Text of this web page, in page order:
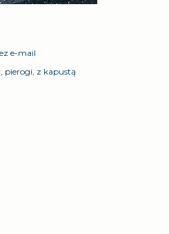
e-mail
pierogi z kapustą